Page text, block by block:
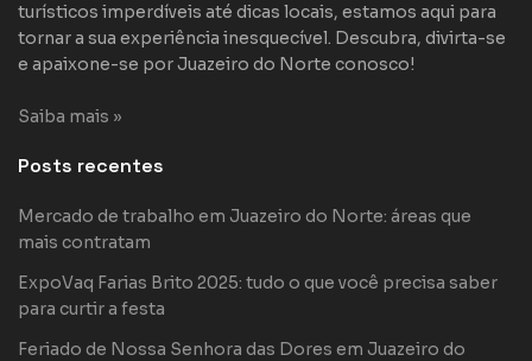
turísticos imperdíveis até dicas locais, estamos aqui para
tornar a sua experiência inesquecível. Descubra, divirta-se
e apaixone-se por Juazeiro do Norte conosco!
Saiba mais »
Posts recentes
Mercado de trabalho em Juazeiro do Norte: áreas que
mais contratam
ExpoVaq Farias Brito 2025: tudo o que você precisa saber
para curtir a festa
Feriado de Nossa Senhora das Dores em Juazeiro do